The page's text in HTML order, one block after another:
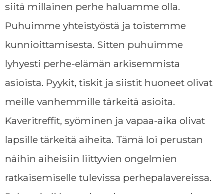
siitä millainen perhe haluamme olla.
Puhuimme yhteistyöstä ja toistemme
kunnioittamisesta. Sitten puhuimme
lyhyesti perhe-elämän arkisemmista
asioista. Pyykit, tiskit ja siistit huoneet olivat
meille vanhemmille tärkeitä asioita.
Kaveritreffit, syöminen ja vapaa-aika olivat
lapsille tärkeitä aiheita. Tämä loi perustan
näihin aiheisiin liittyvien ongelmien
ratkaisemiselle tulevissa perhepalavereissa.